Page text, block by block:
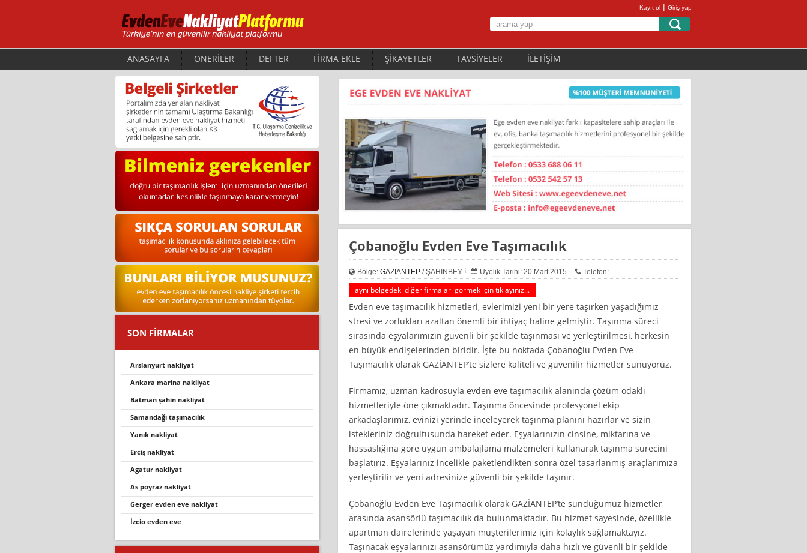
Kayıt ol | Giriş yap
ANASAYFA ÖNERİLER DEFTER FİRMA EKLE ŞİKAYETLER TAVSİYELER İLETİŞİM
Çobanoğlu Evden Eve Taşımacılık
Bölge: GAZİANTEP/ ŞAHİNBEY Üyelik Tarihi: 20 Mart 2015 Telefon:
aynı bölgedeki diğer firmaları görmek için tıklayınız...
Evden eve taşımacılık hizmetleri, evlerimizi yeni bir yere taşırken yaşadığımız
stresi ve zorlukları azaltan önemli bir ihtiyaç haline gelmiştir. Taşınma süreci
sırasında eşyalarımızın güvenli bir şekilde taşınması ve yerleştirilmesi, herkesin
en büyük endişelerinden biridir. İşte bu noktada Çobanoğlu Evden Eve
Taşımacılık olarak GAZİANTEP’te sizlere kaliteli ve güvenilir hizmetler sunuyoruz.
Firmamız, uzman kadrosuyla evden eve taşımacılık alanında çözüm odaklı
hizmetleriyle öne çıkmaktadır. Taşınma öncesinde profesyonel ekip
arkadaşlarımız, evinizi yerinde inceleyerek taşınma planını hazırlar ve sizin
istekleriniz doğrultusunda hareket eder. Eşyalarınızın cinsine, miktarına ve
hassaslığına göre uygun ambalajlama malzemeleri kullanarak taşınma sürecini
başlatırız. Eşyalarınız incelikle paketlendikten sonra özel tasarlanmış araçlarımıza
yerleştirilir ve yeni adresinize güvenli bir şekilde taşınır.
Çobanoğlu Evden Eve Taşımacılık olarak GAZİANTEP’te sunduğumuz hizmetler
arasında asansörlü taşımacılık da bulunmaktadır. Bu hizmet sayesinde, özellikle
apartman dairelerinde yaşayan müşterilerimiz için kolaylık sağlamaktayız.
Taşınacak eşyalarınızı asansörümüz yardımıyla daha hızlı ve güvenli bir şekilde
SON FİRMALAR
arslanyurt nakliyat
ankara marina nakliyat
batman şahin nakliyat
samandaği taşimacilik
yanık nakliyat
erciş nakliyat
agatur nakliyat
as poyraz nakliyat
gerger evden eve nakli̇yat
i̇zcio evden eve